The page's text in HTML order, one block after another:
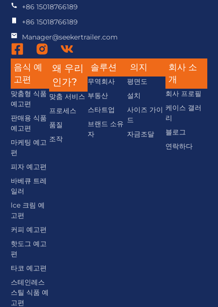
+86 15018766189
+86 15018766189
Manager@seekertrailer.com
음식 예
고편
맞춤형 식품
예고편
판매용 식품
예고편
마케팅 예고
편
피자 예고편
바베큐 트레
일러
lce 크림 예
고편
커피 예고편
핫도그 예고
편
타코 예고편
스테인레스
스틸 식품 예
고편
왜 우리
인가?
맞춤 서비스
프로세스
품질
조작
솔루션
무역회사
부동산
스타트업
브랜드 소유
자
의지
평면도
설치
사이즈 가이
드
자금조달
회사 소
개
회사 프로필
케이스 갤러
리
블로그
연락하다